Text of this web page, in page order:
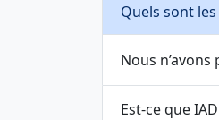
Quels sont
Nous
Est-ce que